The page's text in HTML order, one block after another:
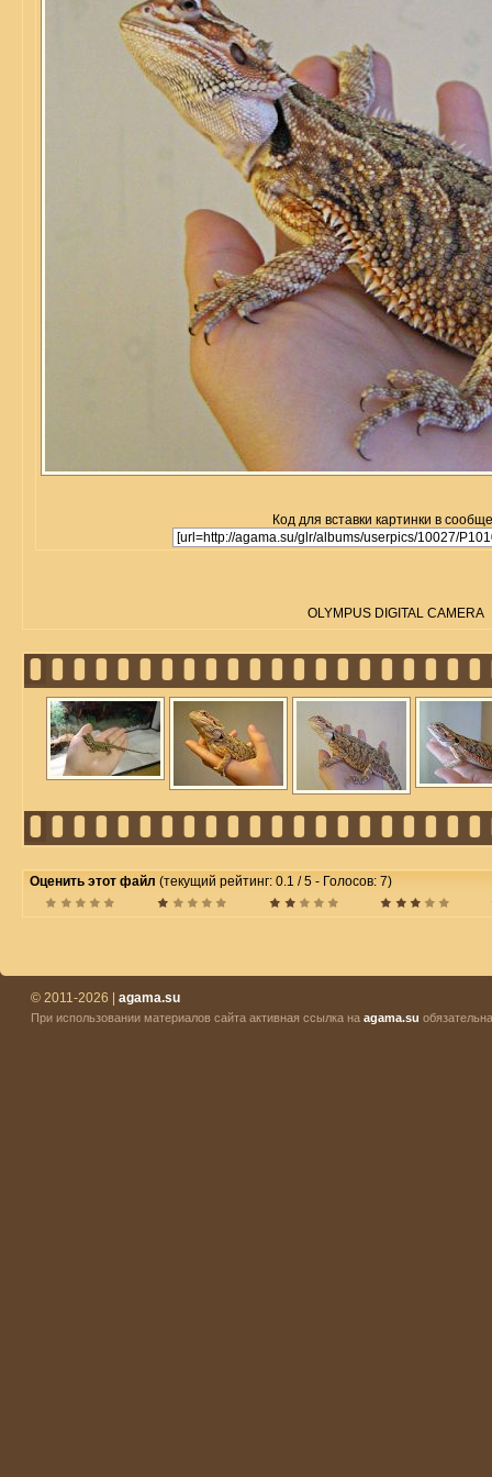
Код для вставки картинки в
OLYMPUS DIGITAL CAMERA
Оценить этот файл (текущий рейтинг: 0.1 / 5 - Голосов: 7)
© 2011-2026 | agama.su
При использовании материалов сайта активная ссылка на agama.su